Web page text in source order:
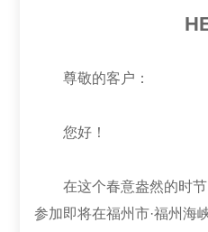
尊敬的客户：
您好！
在这个春意盎然的时节
参加即将在福州市·福州海